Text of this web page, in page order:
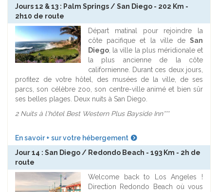
Jours 12 & 13 : Palm Springs / San Diego - 202 Km -
2h10 de route
Départ matinal pour rejoindre la
côte pacifique et la ville de San
Diego, la ville la plus méridionale et
la plus ancienne de la côte
californienne. Durant ces deux jours,
profitez de votre hôtel, des musées de la ville, de ses
parcs, son célèbre zoo, son centre-ville animé et bien sûr
ses belles plages. Deux nuits à San Diego.
2 Nuits à l'hôtel Best Western Plus Bayside Inn***
En savoir + sur votre hébergement
Jour 14 : San Diego / Redondo Beach - 193 Km - 2h de
route
Welcome back to Los Angeles !
Direction Redondo Beach où vous